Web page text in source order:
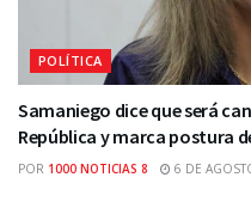
POLÍTICA
Samaniego dice que será
República y marca postura
POR 1000 NOTICIAS 8 6 DE